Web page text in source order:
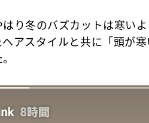
り冬のバズカットは寒いよ
アスタイルと共に「頭が